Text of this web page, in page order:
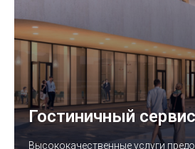
Гостиничный сервис
Высококачественные услуги